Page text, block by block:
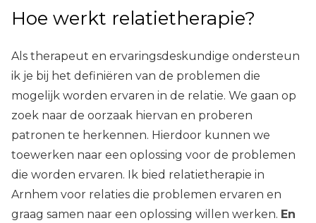
Hoe werkt relatietherapie?
Als therapeut en ervaringsdeskundige ondersteun
ik je bij het definiëren van de problemen die
mogelijk worden ervaren in de relatie. We gaan op
zoek naar de oorzaak hiervan en proberen
patronen te herkennen. Hierdoor kunnen we
toewerken naar een oplossing voor de problemen
die worden ervaren. Ik bied relatietherapie in
Arnhem voor relaties die problemen ervaren en
graag samen naar een oplossing willen werken. En